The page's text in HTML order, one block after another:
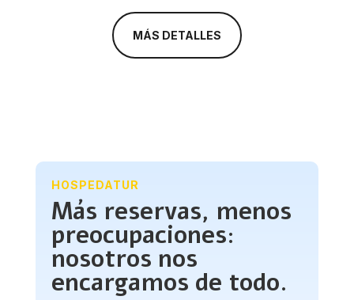
MÁS DETALLES
HOSPEDATUR
Más reservas, menos
preocupaciones:
nosotros nos
encargamos de todo.